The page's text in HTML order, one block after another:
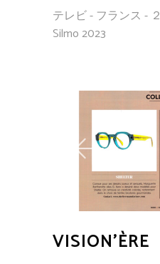
テレビ - フランス -
Silmo 2023
VISION’ÈRE